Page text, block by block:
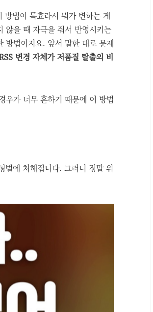
방법이 특효라서 뭐가 변하는 게
않을 때 자극을 줘서 반영시키는
방법이지요. 앞서 말한 대로 문제
변경 자체가 저품질 탈출의 비
우가 너무 흔하기 때문에 이 방법
에 처해집니다. 그러니 정말 위